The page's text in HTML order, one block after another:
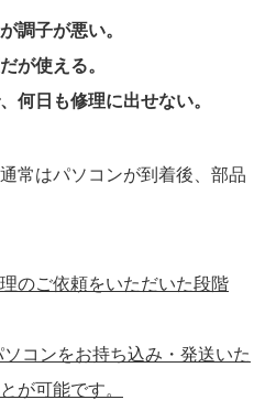
調子が悪い。
が使える。
何日も修理に出せない。
常はパソコンが到着後、部品
のご依頼をいただいた段階
コンをお持ち込み・発送いた
が可能です。